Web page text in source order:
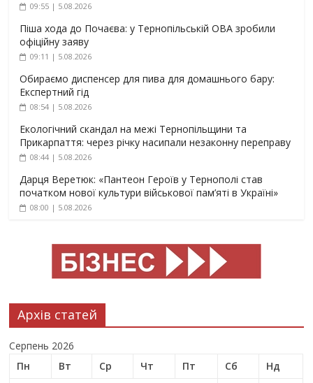
09:55 | 5.08.2026
Піша хода до Почаєва: у Тернопільській ОВА зробили
офіційну заяву
09:11 | 5.08.2026
Обираємо диспенсер для пива для домашнього бару:
Експертний гід
08:54 | 5.08.2026
Екологічний скандал на межі Тернопільщини та
Прикарпаття: через річку насипали незаконну переправу
08:44 | 5.08.2026
Дарця Веретюк: «Пантеон Героїв у Тернополі став
початком нової культури військової пам’яті в Україні»
08:00 | 5.08.2026
Архів статей
Серпень 2026
Пн
Вт Ср Чт Пт Сб
Нд